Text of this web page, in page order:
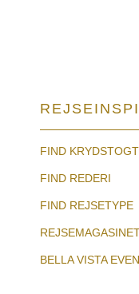
FIND KRYDSTOGT
FIND REDERI
FIND REJSETYPE
BELLA VISTA